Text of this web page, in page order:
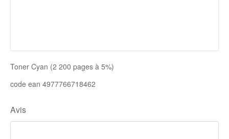
Toner Cyan (2 200 pages à 5%)
code ean 4977766718462
Avis